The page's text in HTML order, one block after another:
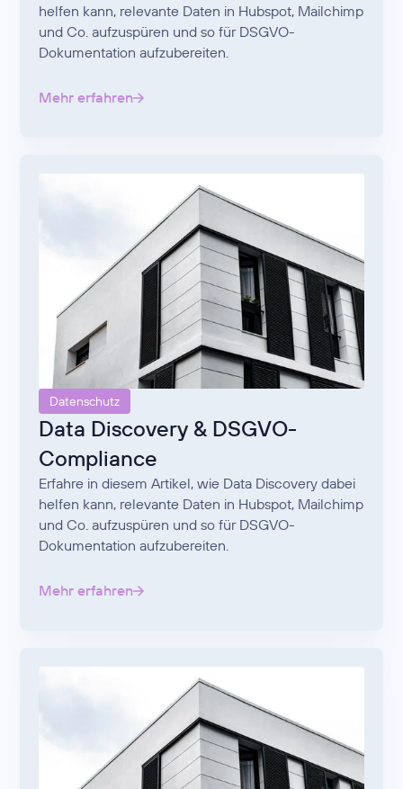
helfen kann, relevante Daten in Hubspot, Mailchimp
und Co. aufzuspüren und so für DSGVO-
Dokumentation aufzubereiten.
Mehr erfahren
Datenschutz
Data Discovery & DSGVO-
Compliance
Erfahre in diesem Artikel, wie Data Discovery dabei
helfen kann, relevante Daten in Hubspot, Mailchimp
und Co. aufzuspüren und so für DSGVO-
Dokumentation aufzubereiten.
Mehr erfahren